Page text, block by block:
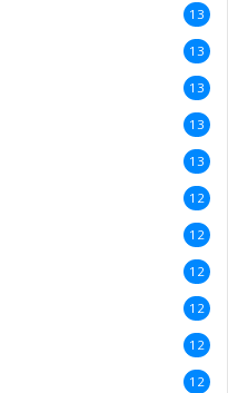
13
13
13
13
13
12
12
12
12
12
12